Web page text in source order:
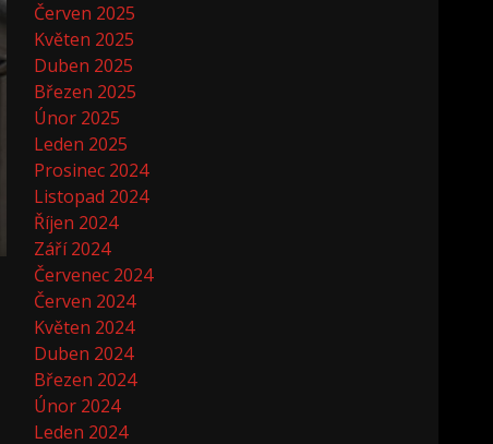
Červen 2025
Květen 2025
Duben 2025
Březen 2025
Únor 2025
Leden 2025
Prosinec 2024
Listopad 2024
Říjen 2024
Září 2024
Červenec 2024
Červen 2024
Květen 2024
Duben 2024
Březen 2024
Únor 2024
Leden 2024